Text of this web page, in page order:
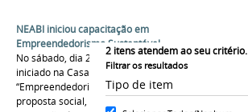
2 itens atendem ao seu critério.
Filtrar os resultados
Tipo de item
NEABI iniciou capacitação em
Empreendedorismo Sustentável
No sábado, dia 24 de setembro de 2022, foi
iniciado na Casa do Índio o projeto intitulado:
“Empreendedorismo sustentável - Uma
proposta social, econômica e ambiental para